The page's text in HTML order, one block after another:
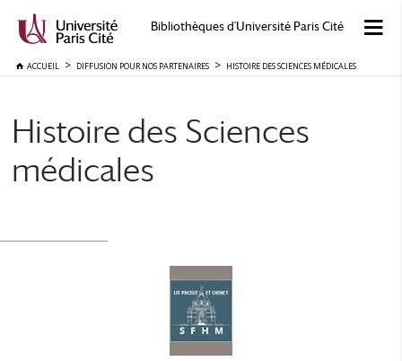
Bibliothèques d'Université Paris Cité
ACCUEIL DIFFUSION POUR NOS PARTENAIRES HISTOIRE DES SCIENCES MÉDICALES
Histoire des Sciences
médicales